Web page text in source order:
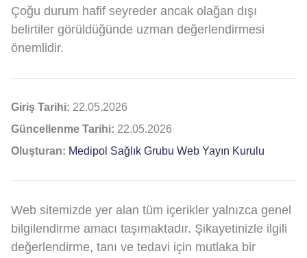
Çoğu durum hafif seyreder ancak olağan dışı
belirtiler görüldüğünde uzman değerlendirmesi
önemlidir.
Giriş Tarihi: 22.05.2026
Güncellenme Tarihi: 22.05.2026
Oluşturan: Medipol Sağlık Grubu Web Yayın Kurulu
Web sitemizde yer alan tüm içerikler yalnızca genel
bilgilendirme amacı taşımaktadır. Şikayetinizle ilgili
değerlendirme, tanı ve tedavi için mutlaka bir